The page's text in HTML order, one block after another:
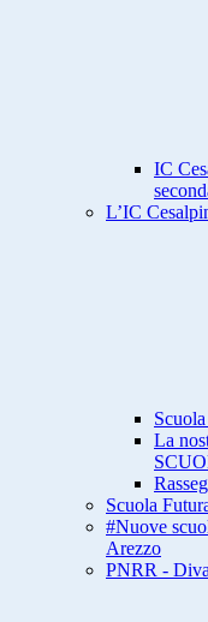
IC
L’IC
La
Scuola
#Nuove
Arezzo
PNRR -